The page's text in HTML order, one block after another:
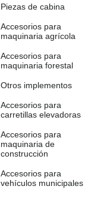
Piezas de cabina
Accesorios para
maquinaria agrícola
Accesorios para
maquinaria forestal
Otros implementos
Accesorios para
carretillas elevadoras
Accesorios para
maquinaria de
construcción
Accesorios para
vehículos municipales